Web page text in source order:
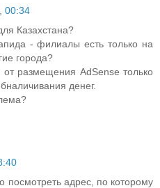
00:34
Казахстана?
- филиалы есть только на
города?
размещения AdSense только
денег.
посмотреть адрес, по которому